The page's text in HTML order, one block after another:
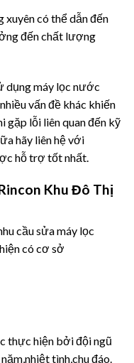
có thể dẫn đến
đến chất lượng
dụng máy lọc nước
vấn đề khác khiến
gặp lỗi liên quan đến kỹ
hãy liên hệ với
hỗ trợ tốt nhất.
Khu Đô Thị
cầu sửa máy lọc
hiện có cơ sở
thực hiện bởi đội ngũ
tình,chu đáo.